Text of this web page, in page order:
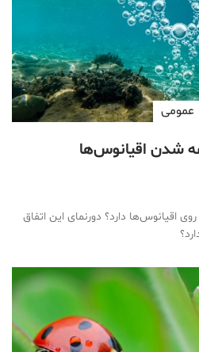
عمومی
شدن اقیانوس‌ها
اقیانوس‌ها دارد؟ دورنمای این اتفاق